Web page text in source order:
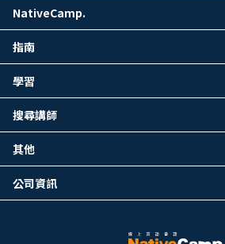
NativeCamp.
指南
學習
搜尋講師
其他
公司資訊